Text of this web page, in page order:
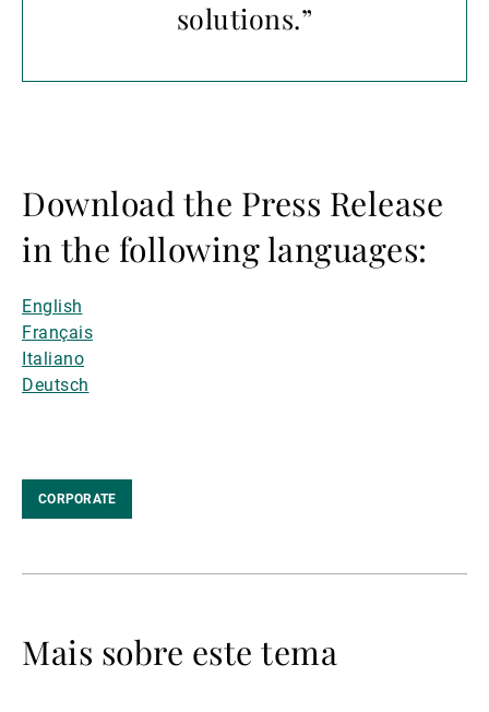
solutions.”
Download the Press Release
in the following languages:
English
Français
Italiano
Deutsch
CORPORATE
Mais sobre este tema